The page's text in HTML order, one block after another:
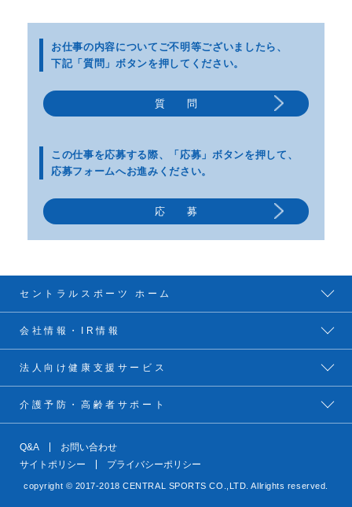
お仕事の内容についてご不明等ございましたら、
下記「質問」ボタンを押してください。
この仕事を応募する際、
「応募」ボタンを押して、
応募フォームへお進みください。
質 問
応 募
セントラルスポーツ ホーム
会社情報・IR情報
法人向け健康支援サービス
介護予防・高齢者サポート
Q&A
お問い合わせ
サイトポリシー
プライバシーポリシー
copyright © 2017-2018 CENTRAL SPORTS CO.,LTD. Allrights reserved.